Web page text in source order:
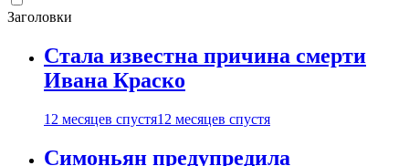
Заголовки
Стала известна причина смерти
Ивана Краско
12 месяцев спустя12 месяцев спустя
Симоньян предупредила